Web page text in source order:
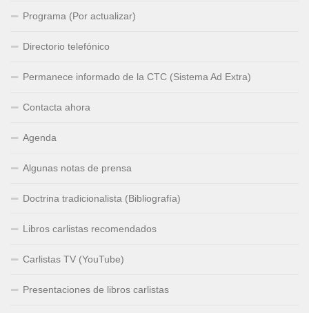
Programa (Por actualizar)
Directorio telefónico
Permanece informado de la CTC (Sistema Ad Extra)
Contacta ahora
Agenda
Algunas notas de prensa
Doctrina tradicionalista (Bibliografía)
Libros carlistas recomendados
Carlistas TV (YouTube)
Presentaciones de libros carlistas